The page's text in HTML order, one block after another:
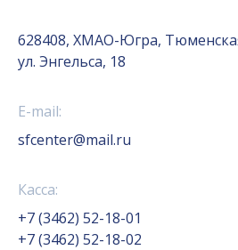
628408, ХМАО-Югра, Тюменская
ул. Энгельса, 18
E-mail:
sfcenter@mail.ru
Касса:
+7 (3462) 52-18-01
+7 (3462) 52-18-02